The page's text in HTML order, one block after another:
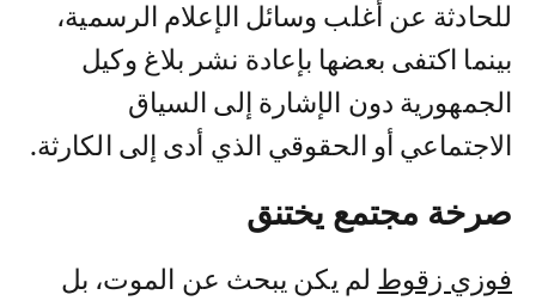
للحادثة عن أغلب وسائل الإعلام الرسمية،
بينما اكتفى بعضها بإعادة نشر بلاغ وكيل
الجمهورية دون الإشارة إلى السياق
الاجتماعي أو الحقوقي الذي أدى إلى الكارثة.
صرخة مجتمع يختنق
فوزي زقوط لم يكن يبحث عن الموت، بل